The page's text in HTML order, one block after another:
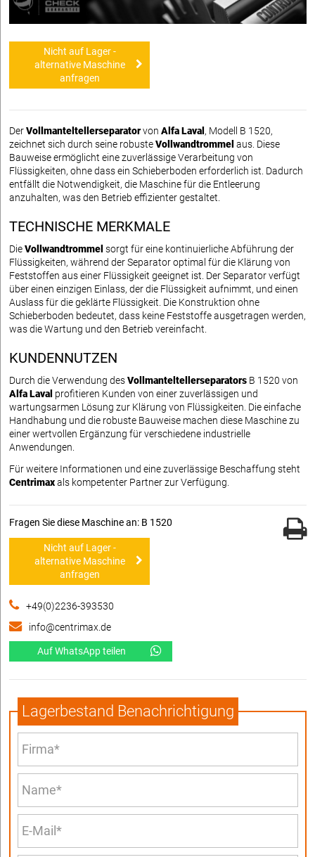
Nicht auf Lager -
alternative Maschine
anfragen
DerVollmanteltellerseparatorvon Alfa Laval , Modell B 1520,
zeichnet sich durch seine robusteVollwandtrommel aus. Diese
Bauweise ermöglicht eine zuverlässige Verarbeitung von
Flüssigkeiten, ohne dass ein Schieberboden erforderlich ist. Dadurch
entfällt die Notwendigkeit, die Maschine für die Entleerung
anzuhalten, was den Betrieb effizienter gestaltet.
TECHNISCHE MERKMALE
DieVollwandtrommel sorgt für eine kontinuierliche Abführung der
Flüssigkeiten, während der Separator optimal für die Klärung von
Feststoffen aus einer Flüssigkeit geeignet ist. Der Separator verfügt
über einen einzigen Einlass, der die Flüssigkeit aufnimmt, und einen
Auslass für die geklärte Flüssigkeit. Die Konstruktion ohne
Schieberboden bedeutet, dass keine Feststoffe ausgetragen werden,
was die Wartung und den Betrieb vereinfacht.
KUNDENNUTZEN
Durch die Verwendung desVollmanteltellerseparators B 1520 von
Alfa Laval profitieren Kunden von einer zuverlässigen und
wartungsarmen Lösung zur Klärung von Flüssigkeiten. Die einfache
Handhabung und die robuste Bauweise machen diese Maschine zu
einer wertvollen Ergänzung für verschiedene industrielle
Anwendungen.
Für weitere Informationen und eine zuverlässige Beschaffung steht
Centrimaxals kompetenter Partner zur Verfügung.
Fragen Sie diese Maschine an: B 1520
Nicht auf Lager -
alternative Maschine
anfragen
+49(0)2236-393530
info@centrimax.de
Auf WhatsApp teilen
Lagerbestand Benachrichtigung